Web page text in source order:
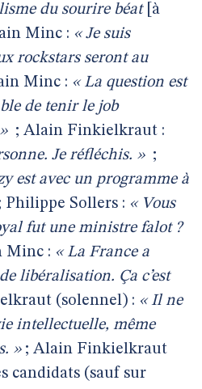
du sourire béat [à
Minc : « Je suis
rockstars seront au
Minc : « La question est
de tenir le job
» ; Alain Finkielkraut :
Je réfléchis. » ;
est avec un programme à
Philippe Sollers : « Vous
fut une ministre falot ?
Minc : « La France a
libéralisation. Ça c’est
(solennel) : « Il ne
intellectuelle, même
»; Alain Finkielkraut
candidats (sauf sur